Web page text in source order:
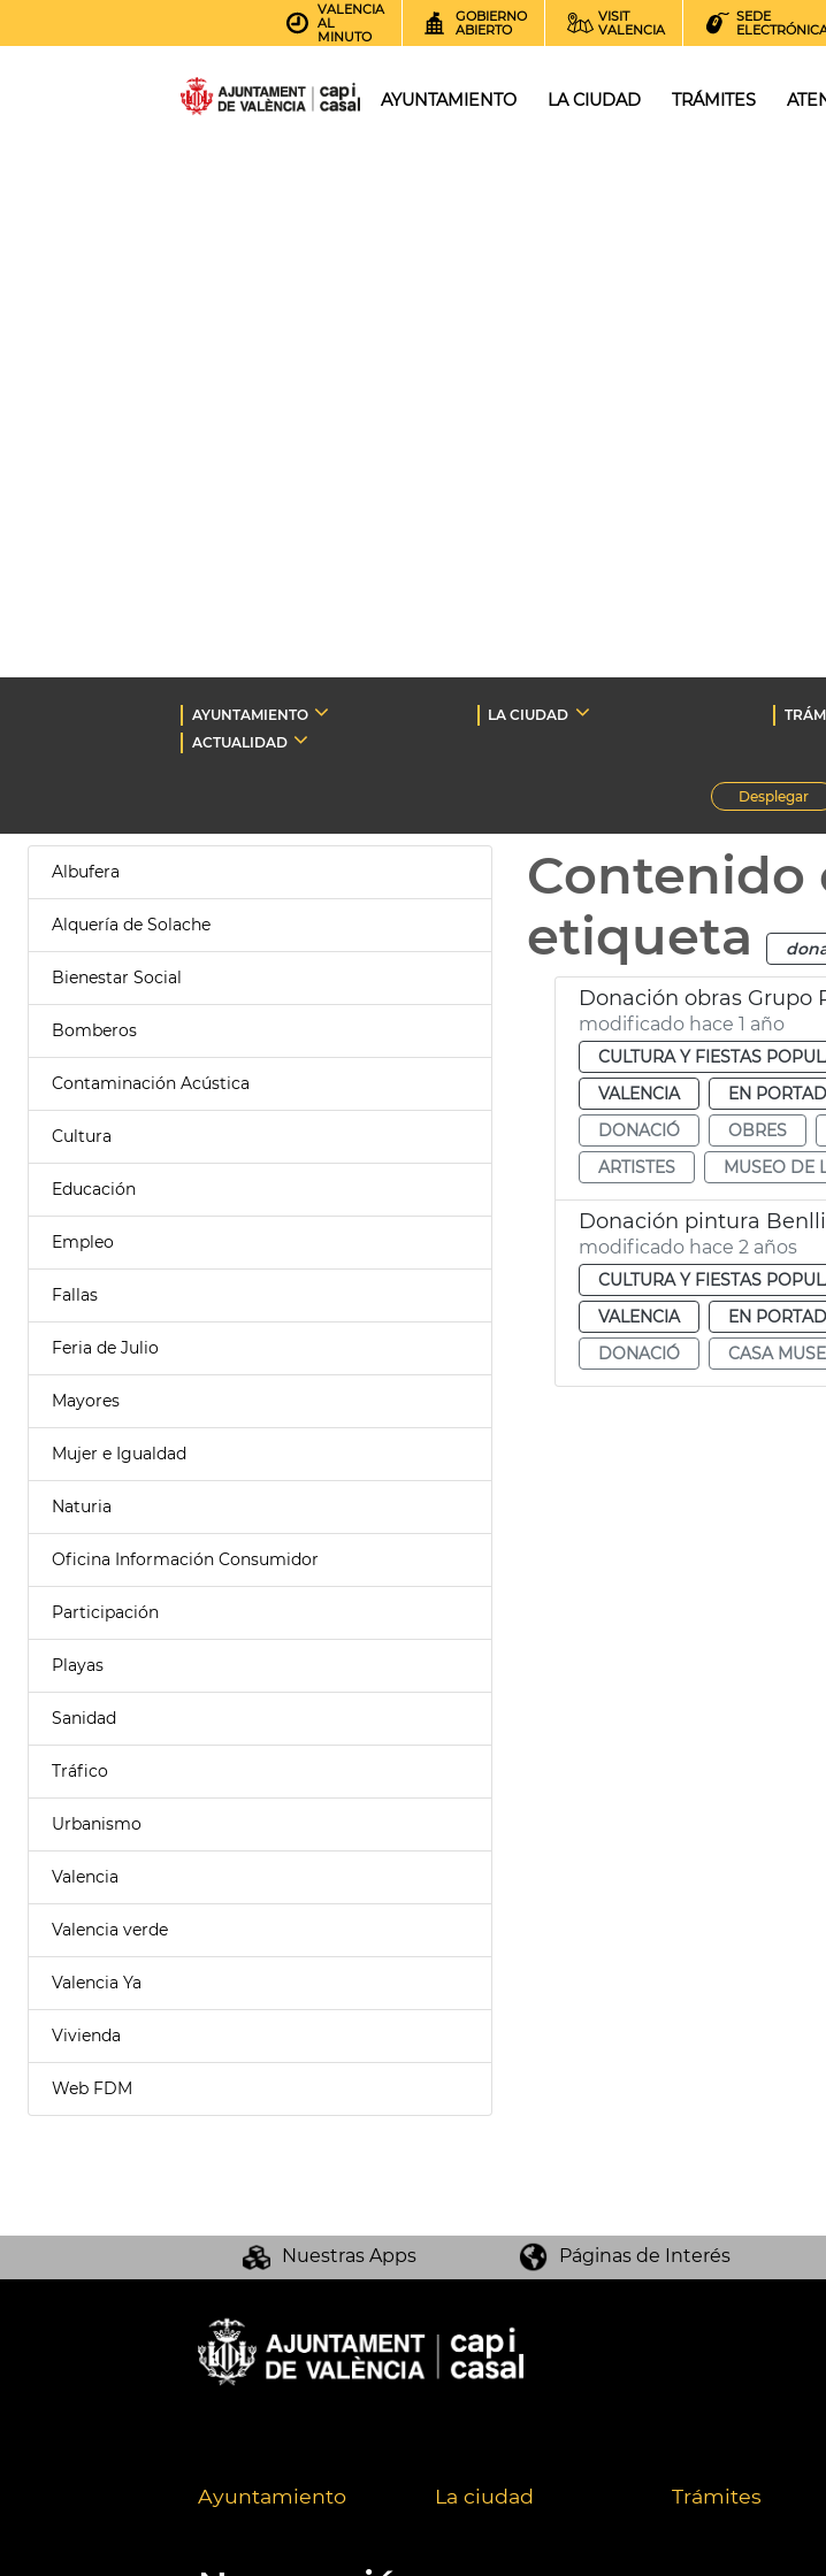
VALENCIA
AL
MINUTO
GOBIERNO
ABIERTO
VISIT
VALENCIA
SEDE
AYUNTAMIENTO LA CIUDAD TRÁMITES
AYUNTAMIENTO LA CIUDAD
ACTUALIDAD
Desplegar
Albufera
Alquería de Solache
Bienestar Social
Bomberos
Contaminación Acústica
Cultura
Educación
Empleo
Fallas
Feria de Julio
Mayores
Mujer e Igualdad
Naturia
Oficina Información Consumidor
Participación
Playas
Sanidad
Tráfico
Urbanismo
Valencia
Valencia verde
Valencia Ya
Vivienda
Web FDM
Contenido
etiqueta
Donación obras Grupo
modificado hace 1 año
CULTURA Y FIESTAS
VALENCIA
EN
DONACIÓ
OBRES
ARTISTES
MUSEO DE
Donación pintura
modificado hace 2 años
CULTURA Y FIESTAS
VALENCIA
EN
DONACIÓ
CASA
Nuestras Apps Páginas de Interés
Ayuntamiento La ciudad Trámites